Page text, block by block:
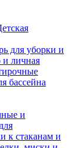
для уборки и
личная
бассейна
и
к стаканам и